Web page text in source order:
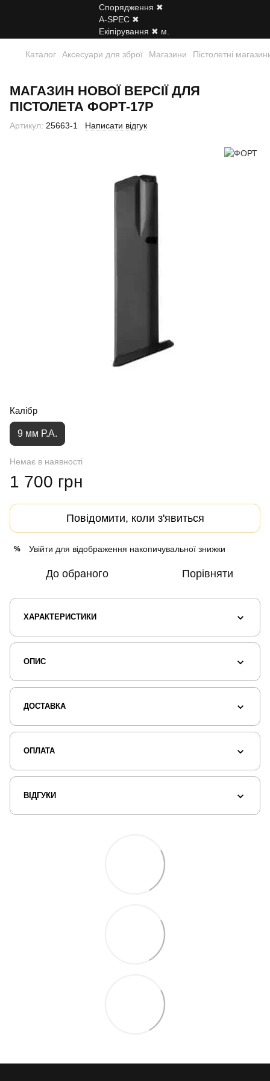
Каталог Аксесуари для зброї Магазини Пістолетні
МАГАЗИН НОВОЇ ВЕРСІЇ ДЛЯ
ПІСТОЛЕТА ФОРТ-17Р
Артикул: 25663-1 Написати відгук
Калібр
9 мм Р.А.
Немає в наявності
1 700 грн
Повідомити, коли з'явиться
% Увійти для відображення накопичувальної знижки
До обраного Порівняти
ХАРАКТЕРИСТИКИ
ОПИС
ДОСТАВКА
ОПЛАТА
ВІДГУКИ